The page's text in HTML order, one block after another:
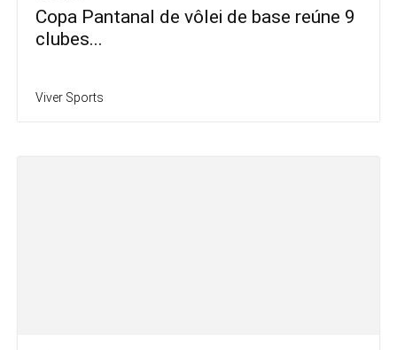
Copa Pantanal de vôlei de base reúne 9
clubes...
Viver Sports